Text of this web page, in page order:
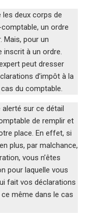
deux corps de
un ordre
Mais, pour un
inscrit à un ordre.
peut dresser
d’impôt à la
du comptable.
alerté sur ce détail
de remplir et
place. En effet, si
plus, par malchance,
vous n’êtes
pour laquelle vous
fait vos déclarations
ce même dans le cas